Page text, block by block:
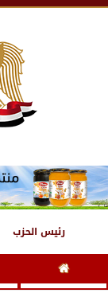
رئيس الحزب